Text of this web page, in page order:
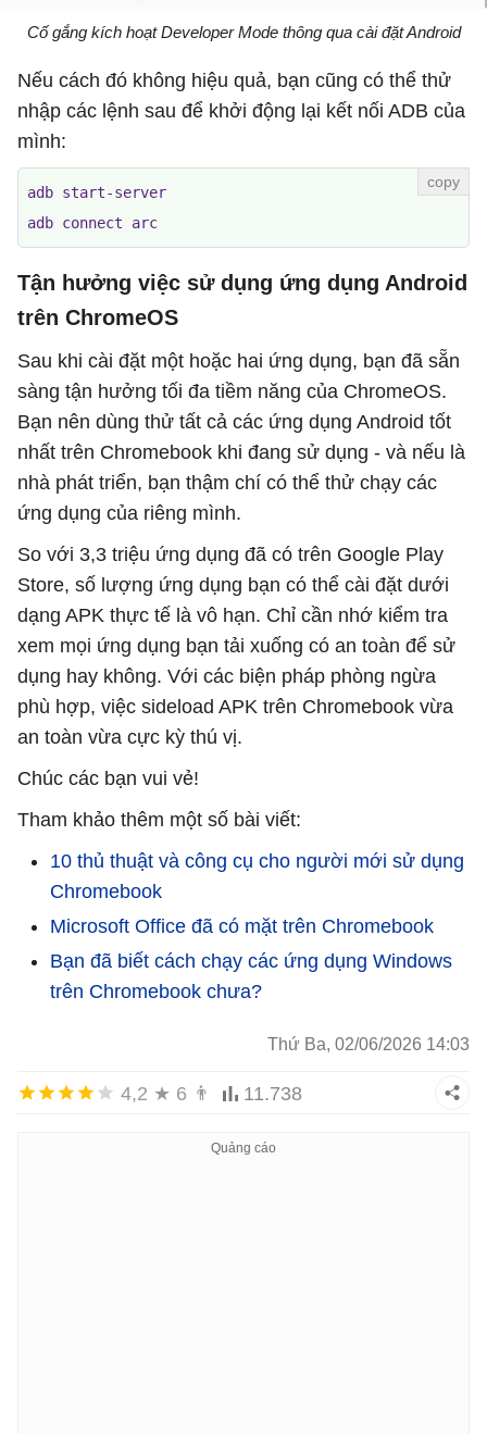
Cố gắng kích hoạt Developer Mode thông qua cài đặt Android
Nếu cách đó không hiệu quả, bạn cũng có thể thử
nhập các lệnh sau để khởi động lại kết nối ADB của
mình:
adb start-server
adb connect arc
Tận hưởng việc sử dụng ứng dụng Android
trên ChromeOS
Sau khi cài đặt một hoặc hai ứng dụng, bạn đã sẵn
sàng tận hưởng tối đa tiềm năng của ChromeOS.
Bạn nên dùng thử tất cả các ứng dụng Android tốt
nhất trên Chromebook khi đang sử dụng - và nếu là
nhà phát triển, bạn thậm chí có thể thử chạy các
ứng dụng của riêng mình.
So với 3,3 triệu ứng dụng đã có trên Google Play
Store, số lượng ứng dụng bạn có thể cài đặt dưới
dạng APK thực tế là vô hạn. Chỉ cần nhớ kiểm tra
xem mọi ứng dụng bạn tải xuống có an toàn để sử
dụng hay không. Với các biện pháp phòng ngừa
phù hợp, việc sideload APK trên Chromebook vừa
an toàn vừa cực kỳ thú vị.
Chúc các bạn vui vẻ!
Tham khảo thêm một số bài viết:
10 thủ thuật và công cụ cho người mới sử dụng
Chromebook
Microsoft Office đã có mặt trên Chromebook
Bạn đã biết cách chạy các ứng dụng Windows
trên Chromebook chưa?
Thứ Ba, 02/06/2026 14:03
4,2 ★ 6 👨 11.738